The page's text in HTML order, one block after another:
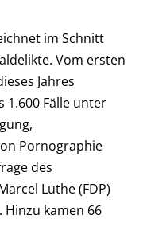
im Schnitt
Vom ersten
Jahres
1.600 Fälle unter
Pornographie
des
Luthe (FDP)
kamen 66